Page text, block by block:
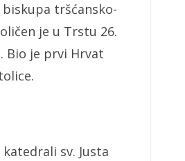
tršćansko-
je u Trstu 26.
Bio je prvi Hrvat
sv. Justa